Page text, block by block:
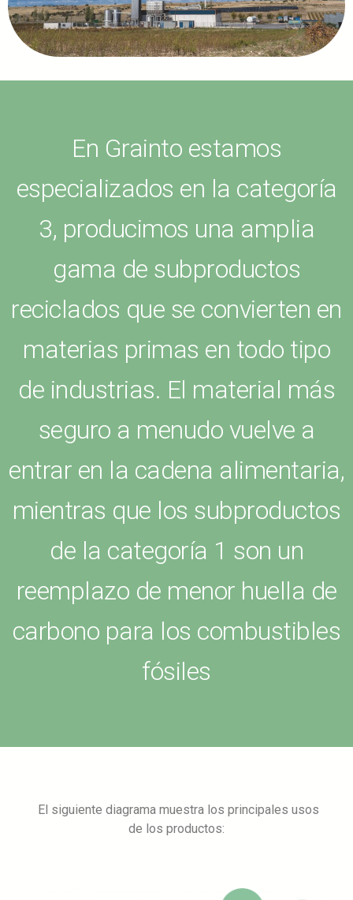
En Grainto estamos
especializados en la categoría
3, producimos una amplia
gama de subproductos
reciclados que se convierten en
materias primas en todo tipo
de industrias. El material más
seguro a menudo vuelve a
entrar en la cadena alimentaria,
mientras que los subproductos
de la categoría 1 son un
reemplazo de menor huella de
carbono para los combustibles
fósiles
El siguiente diagrama muestra los principales usos
de los productos: